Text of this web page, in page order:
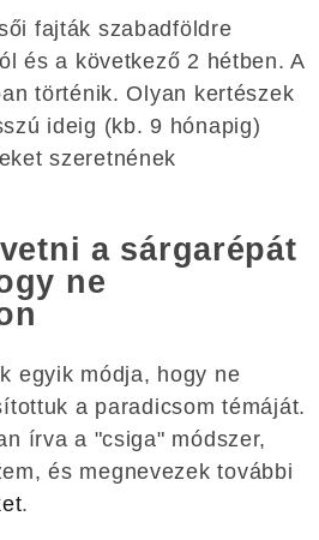
fajták szabadföldre
és a következő 2 hétben. A
történik. Olyan kertészek
ideig (kb. 9 hónapig)
szeretnének
a sárgarépát
ne
egyik módja, hogy ne
a paradicsom témáját.
írva a "csiga" módszer,
és megnevezek további
.